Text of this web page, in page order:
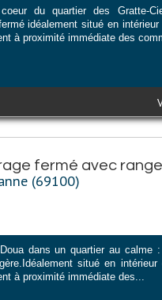
du quartier des Gratte-
idéalement situé en
à proximité immédiate des
fermé avec
(69100)
dans un quartier au calme :
situé en intérieur
à proximité immédiate des...